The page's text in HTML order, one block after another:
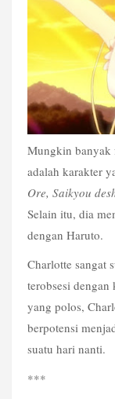
Mungkin banyak
adalah karakter
Ore, Saikyou
Selain itu, dia
dengan Haruto.
Charlotte sangat
terobsesi dengan
yang polos,
berpotensi
suatu hari nanti.
***